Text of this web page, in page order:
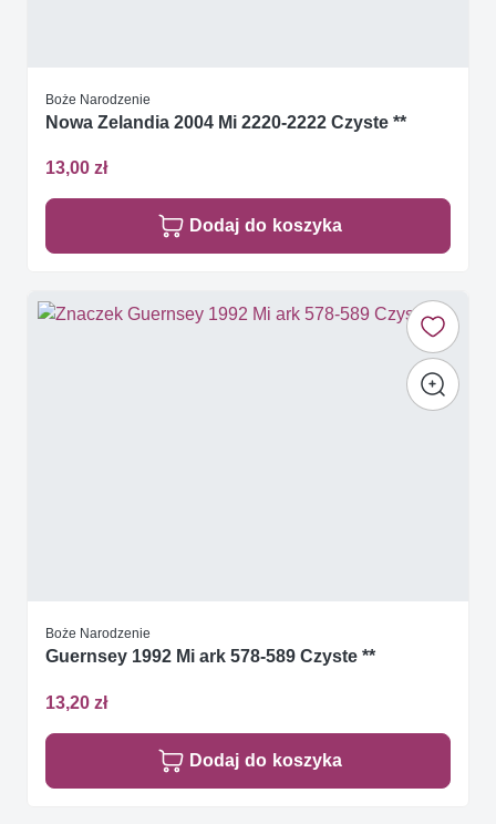
Boże Narodzenie
Nowa Zelandia 2004 Mi 2220-2222 Czyste **
13,00 zł
Dodaj do koszyka
Boże Narodzenie
Guernsey 1992 Mi ark 578-589 Czyste **
13,20 zł
Dodaj do koszyka